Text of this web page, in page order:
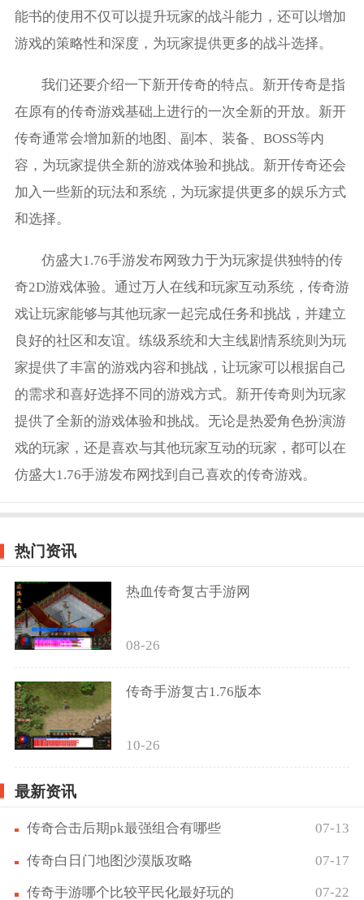
能书的使用不仅可以提升玩家的战斗能力，还可以增加
游戏的策略性和深度，为玩家提供更多的战斗选择。
我们还要介绍一下新开传奇的特点。新开传奇是指
在原有的传奇游戏基础上进行的一次全新的开放。新开
传奇通常会增加新的地图、副本、装备、BOSS等内
容，为玩家提供全新的游戏体验和挑战。新开传奇还会
加入一些新的玩法和系统，为玩家提供更多的娱乐方式
和选择。
仿盛大1.76手游发布网致力于为玩家提供独特的传
奇2D游戏体验。通过万人在线和玩家互动系统，传奇游
戏让玩家能够与其他玩家一起完成任务和挑战，并建立
良好的社区和友谊。练级系统和大主线剧情系统则为玩
家提供了丰富的游戏内容和挑战，让玩家可以根据自己
的需求和喜好选择不同的游戏方式。新开传奇则为玩家
提供了全新的游戏体验和挑战。无论是热爱角色扮演游
戏的玩家，还是喜欢与其他玩家互动的玩家，都可以在
仿盛大1.76手游发布网找到自己喜欢的传奇游戏。
热门资讯
热血传奇复古手游网
08-26
传奇手游复古1.76版本
10-26
最新资讯
传奇合击后期pk最强组合有哪些 07-13
传奇白日门地图沙漠版攻略 07-17
传奇手游哪个比较平民化最好玩的 07-22